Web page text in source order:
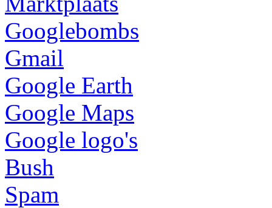
Googlebombs
Gmail
Google Earth
Google Maps
Google logo's
Bush
Spam